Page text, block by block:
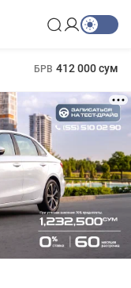
БРВ 412 000 сум